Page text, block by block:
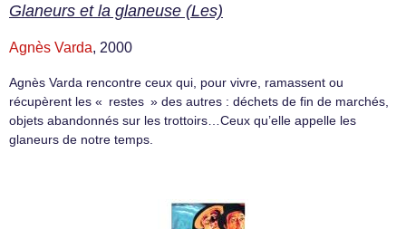
Glaneurs et la glaneuse (Les)
Agnès Varda, 2000
Agnès Varda rencontre ceux qui, pour vivre, ramassent ou
récupèrent les « restes » des autres : déchets de fin de marchés,
objets abandonnés sur les trottoirs…Ceux qu’elle appelle les
glaneurs de notre temps.